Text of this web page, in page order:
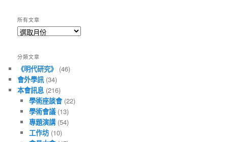
所有文章
所
章
分類文章
《明代研究》 (46)
會外學訊(34)
本會訊息 (216)
學術座談會(22)
學術會議(13)
專題演講(54)
工作坊(10)